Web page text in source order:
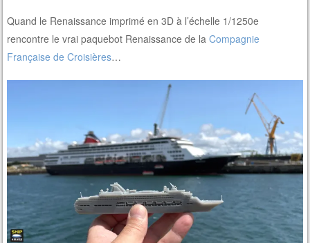
Quand le Renaissance imprimé en 3D à l’échelle 1/1250e
rencontre le vrai paquebot Renaissance de laCompagnie
Française de Croisières…